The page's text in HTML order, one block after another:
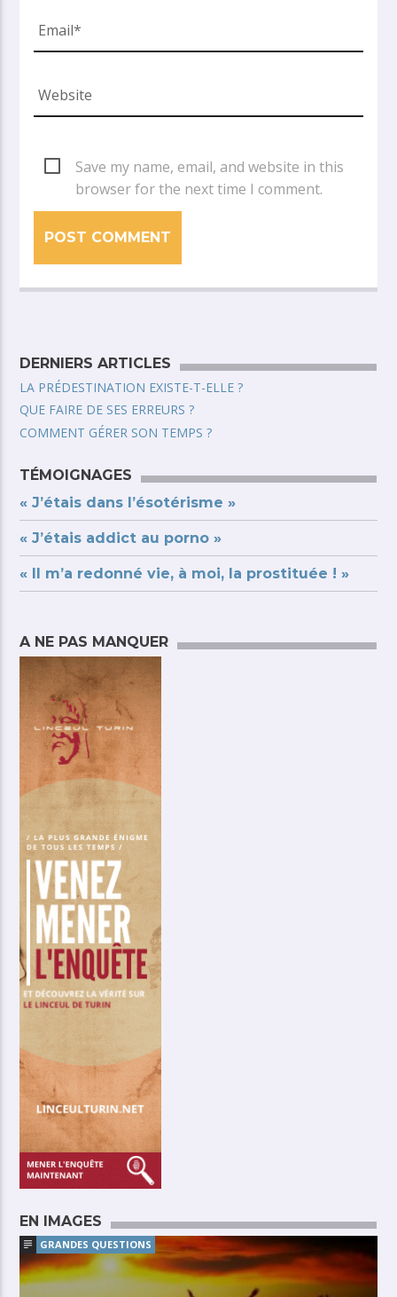
Save my name, email, and website in this
browser for the next time I comment.
DERNIERS ARTICLES
LA PRÉDESTINATION EXISTE-T-ELLE ?
QUE FAIRE DE SES ERREURS ?
COMMENT GÉRER SON TEMPS ?
TÉMOIGNAGES
« J’étais dans l’ésotérisme »
« J’étais addict au porno »
« Il m’a redonné vie, à moi, la prostituée ! »
A NE PAS MANQUER
EN IMAGES
GRANDES QUESTIONS